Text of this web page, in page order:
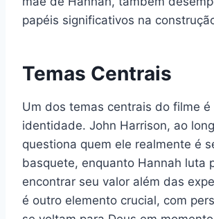
papéis significativos na
Temas Centrais
Um dos temas centrais do filme é
identidade. John Harrison, ao
questiona quem ele realmente é
basquete, enquanto Hannah luta
encontrar seu valor além das
é outro elemento crucial, com